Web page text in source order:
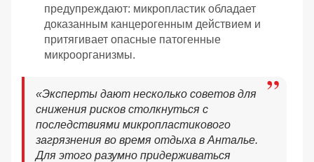
предупреждают: микропластик обладает
доказанным канцерогенным действием и
притягивает опасные патогенные
микроорганизмы.
«Эксперты дают несколько советов для
снижения рисков столкнуться с
последствиями микропластикового
загрязнения во время отдыха в Анталье.
Для этого разумно придерживаться